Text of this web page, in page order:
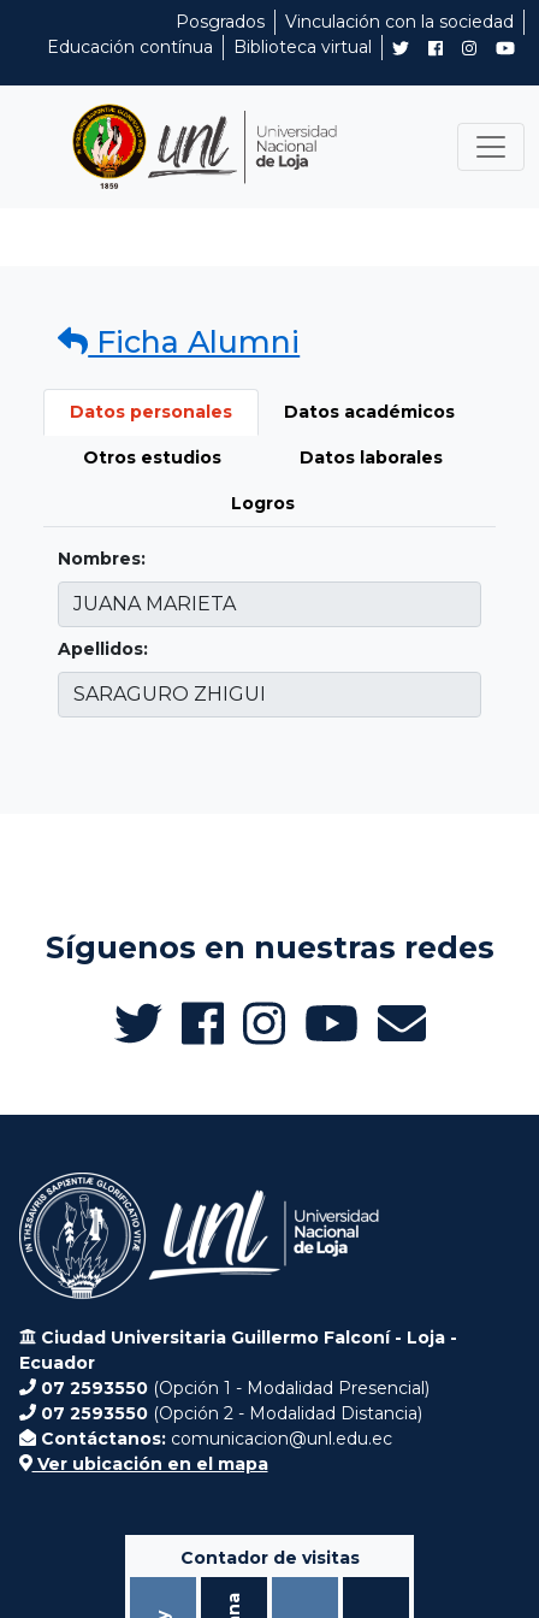
Posgrados
Vinculación con la sociedad
Educación contínua
Biblioteca virtual
Ficha Alumni
Datos personales Datos académicos
Otros estudios Datos laborales
Logros
Nombres:
Apellidos:
Síguenos en nuestras redes
Ciudad Universitaria Guillermo Falconí - Loja -
Ecuador
07 2593550 (Opción 1 - Modalidad Presencial)
07 2593550 (Opción 2 - Modalidad Distancia)
Contáctanos: comunicacion@unl.edu.ec
Ver ubicación en el mapa
Contador de visitas